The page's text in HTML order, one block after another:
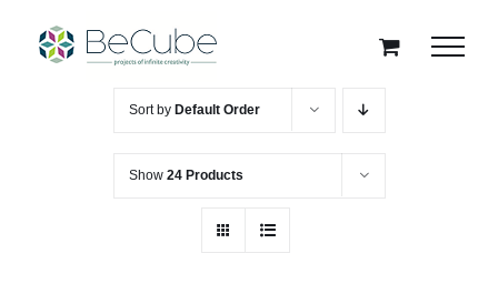
content
Sort by Default Order
Show 24 Products